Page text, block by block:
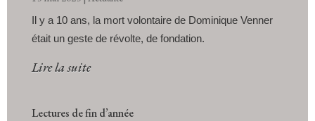
Il y a 10 ans, la mort volontaire de Dominique Venner
était un geste de révolte, de fondation.
Lire la suite
Lectures de fin d’année